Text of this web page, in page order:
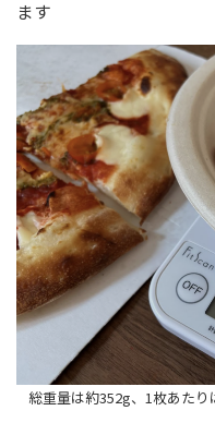
ます
総重量は約352g、1枚あた